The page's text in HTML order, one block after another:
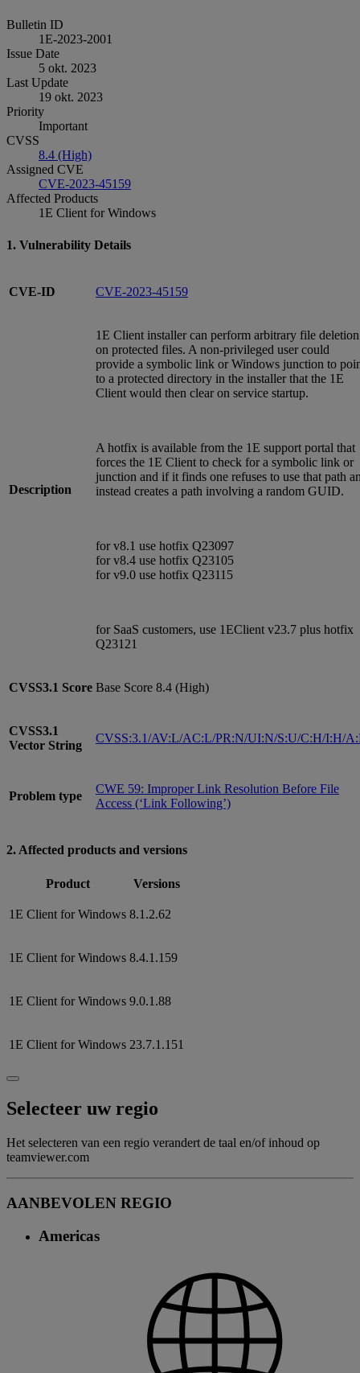
Bulletin ID
1E-2023-2001
Issue Date
5 okt. 2023
Last Update
19 okt. 2023
Priority
Important
CVSS
8.4 (High)
Assigned CVE
CVE-2023-45159
Affected Products
1E Client for Windows
1. Vulnerability Details
CVE-ID CVE-2023-45159
Description
1E Client installer can perform arbitrary file deletion
on protected files. A non-privileged user could
provide a symbolic link or Windows junction to
to a protected directory in the installer that the 1E
Client would then clear on service startup.
A hotfix is available from the 1E support portal that
forces the 1E Client to check for a symbolic link or
junction and if it finds one refuses to use that path
instead creates a path involving a random GUID.
for v8.1 use hotfix Q23097
for v8.4 use hotfix Q23105
for v9.0 use hotfix Q23115
for SaaS customers, use 1EClient v23.7 plus hotfix
Q23121
CVSS3.1 Score Base Score 8.4 (High)
CVSS3.1
Vector String
CVSS:3.1/AV:L/AC:L/PR:N/UI:N/S:U/C:H/I:H/
Problem type
CWE 59: Improper Link Resolution Before File
Access (‘Link Following’)
2. Affected products and versions
Product Versions
1E Client for Windows 8.1.2.62
1E Client for Windows 8.4.1.159
1E Client for Windows 9.0.1.88
1E Client for Windows 23.7.1.151
Selecteer uw regio
Het selecteren van een regio verandert de taal en/of inhoud op
teamviewer.com
AANBEVOLEN REGIO
Americas